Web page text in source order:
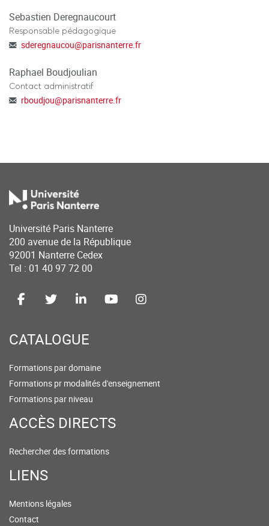
Sebastien Deregnaucourt
Responsable pédagogique
sderegnaucou@parisnanterre.fr
Raphael Boudjoulian
Contact administratif
rboudjou@parisnanterre.fr
Université Paris Nanterre
200 avenue de la République
92001 Nanterre Cedex
Tel : 01 40 97 72 00
CATALOGUE
Formations par domaine
Formations pr modalités d'enseignement
Formations par niveau
ACCÈS DIRECTS
Rechercher des formations
LIENS
Mentions légales
Contact